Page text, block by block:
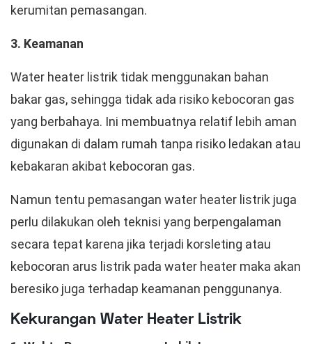
kerumitan pemasangan.
3. Keamanan
Water heater listrik tidak menggunakan bahan
bakar gas, sehingga tidak ada risiko kebocoran gas
yang berbahaya. Ini membuatnya relatif lebih aman
digunakan di dalam rumah tanpa risiko ledakan atau
kebakaran akibat kebocoran gas.
Namun tentu pemasangan water heater listrik juga
perlu dilakukan oleh teknisi yang berpengalaman
secara tepat karena jika terjadi korsleting atau
kebocoran arus listrik pada water heater maka akan
beresiko juga terhadap keamanan penggunanya.
Kekurangan Water Heater Listrik